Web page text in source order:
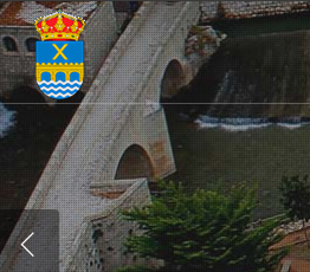
Alcalá
Byprueba 22 febrero, 2015